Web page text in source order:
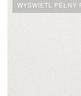
WYŚWIETL PEŁNY